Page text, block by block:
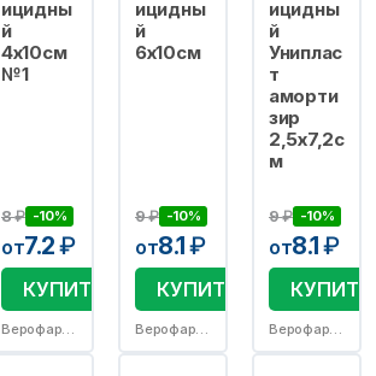
ицидны
й
4х10см
№1
8₽ -10%
от7.2₽
КУПИТЬ
Верофарм ООО (Воронежский филиал)
ицидны
й
6х10см
9₽ -10%
от8.1₽
КУПИТЬ
Верофарм ООО (Воронежский филиал)
ицидны
й
Униплас
т
аморти
зир
2,5х7,2с
м
9₽ -10%
от8.1₽
КУПИТЬ
Верофарм ООО (Воронежский филиал)